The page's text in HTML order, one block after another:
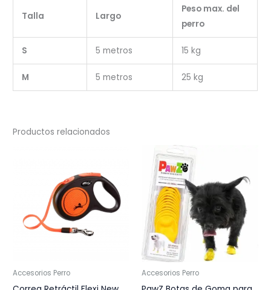
Talla Largo
Peso max. del
perro
S 5 metros 15 kg
M 5 metros 25 kg
Productos relacionados
Accesorios Perro Accesorios Perro